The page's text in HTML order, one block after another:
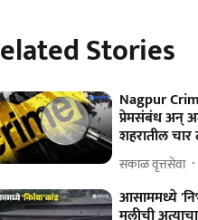
Stories
Nagpur
प्रेमसंबंध अन्
शहरातील
सकाळ वृत्तसेवा
आसाममध्ये